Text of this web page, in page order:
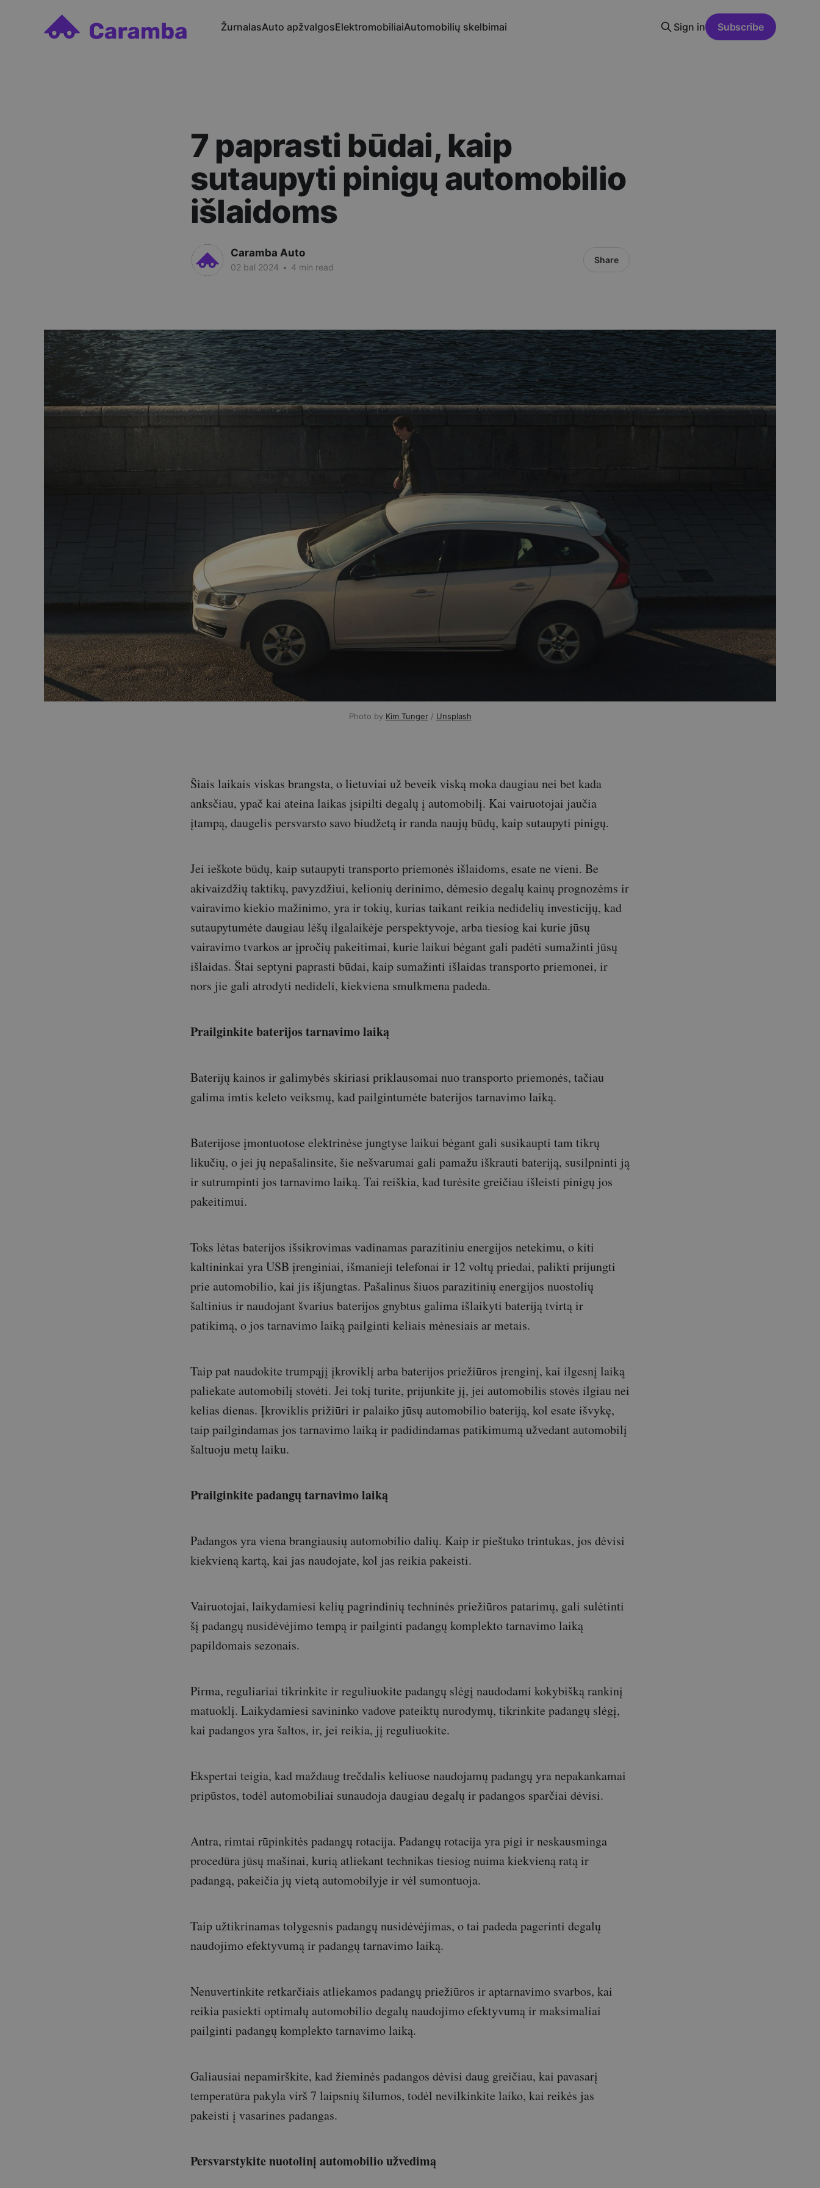
ŽurnalasAuto apžvalgosElektromobiliaiAutomobilių skelbimai Sign in Subscribe
7 paprasti būdai, kaip
sutaupyti pinigų automobilio
išlaidoms
Caramba Auto
02 bal 2024 • 4 min read
Share
Photo by Kim Tunger / Unsplash
Šiais laikais viskas brangsta, o lietuviai už beveik viską moka daugiau nei bet kada
anksčiau, ypač kai ateina laikas įsipilti degalų į automobilį. Kai vairuotojai jaučia
įtampą, daugelis persvarsto savo biudžetą ir randa naujų būdų, kaip sutaupyti pinigų.
Jei ieškote būdų, kaip sutaupyti transporto priemonės išlaidoms, esate ne vieni. Be
akivaizdžių taktikų, pavyzdžiui, kelionių derinimo, dėmesio degalų kainų prognozėms ir
vairavimo kiekio mažinimo, yra ir tokių, kurias taikant reikia nedidelių investicijų, kad
sutaupytumėte daugiau lėšų ilgalaikėje perspektyvoje, arba tiesiog kai kurie jūsų
vairavimo tvarkos ar įpročių pakeitimai, kurie laikui bėgant gali padėti sumažinti jūsų
išlaidas. Štai septyni paprasti būdai, kaip sumažinti išlaidas transporto priemonei, ir
nors jie gali atrodyti nedideli, kiekviena smulkmena padeda.
Prailginkite baterijos tarnavimo laiką
Baterijų kainos ir galimybės skiriasi priklausomai nuo transporto priemonės, tačiau
galima imtis keleto veiksmų, kad pailgintumėte baterijos tarnavimo laiką.
Baterijose įmontuotose elektrinėse jungtyse laikui bėgant gali susikaupti tam tikrų
likučių, o jei jų nepašalinsite, šie nešvarumai gali pamažu iškrauti bateriją, susilpninti ją
ir sutrumpinti jos tarnavimo laiką. Tai reiškia, kad turėsite greičiau išleisti pinigų jos
pakeitimui.
Toks lėtas baterijos išsikrovimas vadinamas parazitiniu energijos netekimu, o kiti
kaltininkai yra USB įrenginiai, išmanieji telefonai ir 12 voltų priedai, palikti prijungti
prie automobilio, kai jis išjungtas. Pašalinus šiuos parazitinių energijos nuostolių
šaltinius ir naudojant švarius baterijos gnybtus galima išlaikyti bateriją tvirtą ir
patikimą, o jos tarnavimo laiką pailginti keliais mėnesiais ar metais.
Taip pat naudokite trumpąjį įkroviklį arba baterijos priežiūros įrenginį, kai ilgesnį laiką
paliekate automobilį stovėti. Jei tokį turite, prijunkite jį, jei automobilis stovės ilgiau nei
kelias dienas. Įkroviklis prižiūri ir palaiko jūsų automobilio bateriją, kol esate išvykę,
taip pailgindamas jos tarnavimo laiką ir padidindamas patikimumą užvedant automobilį
šaltuoju metų laiku.
Prailginkite padangų tarnavimo laiką
Padangos yra viena brangiausių automobilio dalių. Kaip ir pieštuko trintukas, jos dėvisi
kiekvieną kartą, kai jas naudojate, kol jas reikia pakeisti.
Vairuotojai, laikydamiesi kelių pagrindinių techninės priežiūros patarimų, gali sulėtinti
šį padangų nusidėvėjimo tempą ir pailginti padangų komplekto tarnavimo laiką
papildomais sezonais.
Pirma, reguliariai tikrinkite ir reguliuokite padangų slėgį naudodami kokybišką rankinį
matuoklį. Laikydamiesi savininko vadove pateiktų nurodymų, tikrinkite padangų slėgį,
kai padangos yra šaltos, ir, jei reikia, jį reguliuokite.
Ekspertai teigia, kad maždaug trečdalis keliuose naudojamų padangų yra nepakankamai
pripūstos, todėl automobiliai sunaudoja daugiau degalų ir padangos sparčiai dėvisi.
Antra, rimtai rūpinkitės padangų rotacija. Padangų rotacija yra pigi ir neskausminga
procedūra jūsų mašinai, kurią atliekant technikas tiesiog nuima kiekvieną ratą ir
padangą, pakeičia jų vietą automobilyje ir vėl sumontuoja.
Taip užtikrinamas tolygesnis padangų nusidėvėjimas, o tai padeda pagerinti degalų
naudojimo efektyvumą ir padangų tarnavimo laiką.
Nenuvertinkite retkarčiais atliekamos padangų priežiūros ir aptarnavimo svarbos, kai
reikia pasiekti optimalų automobilio degalų naudojimo efektyvumą ir maksimaliai
pailginti padangų komplekto tarnavimo laiką.
Galiausiai nepamirškite, kad žieminės padangos dėvisi daug greičiau, kai pavasarį
temperatūra pakyla virš 7 laipsnių šilumos, todėl nevilkinkite laiko, kai reikės jas
pakeisti į vasarines padangas.
Persvarstykite nuotolinį automobilio užvedimą